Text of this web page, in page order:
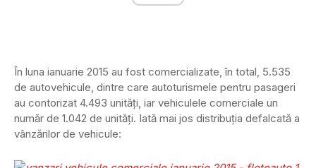
În luna ianuarie 2015 au fost comercializate, în total, 5.535
de autovehicule, dintre care autoturismele pentru pasageri
au contorizat 4.493 unități, iar vehiculele comerciale un
număr de 1.042 de unități. Iată mai jos distribuția defalcată a
vânzărilor de vehicule: